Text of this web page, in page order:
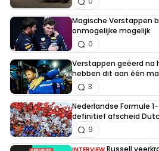
Magische Verstappen
onmogelijke mogelijk
0
Verstappen geëerd na
hebben dit aan één
3
Nederlandse Formule
definitief afscheid
9